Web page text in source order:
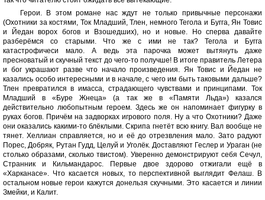
Герои. В этом романе нас ждут не только привычные персонажи
(Охотники за костями, Ток Младший, Тлен, немного Тегола и Бугга, Ян Товис
и Йедан ворох богов и Взошедших), но и новые. Но сперва давайте
разберёмся со старыми. Что же с ими не так? Тегола и Бугга
катастрофичеси мало. А ведь эта парочка может вытянуть даже
пресноватый и скучный текст до чего-то получше! В итоге правитель Летера
и бог украшают разве что начало произведения. Ян Товис и Йедан не
казались особо интересными и в начале, с чего им быть таковыми дальше?
Тлен превратился в имасса, страдающего чувствами и принципами. Ток
Младший в «Буре Жнеца» (а так же в «Памяти Льда») казался
действительно любопытным героем. Здесь же он напоминает фигурку в
руках богов. Причём на задворках игрового поля. Ну а что Охотники? Даже
они оказались какими-то блёклыми. Скрипа гнетёт всю книгу. Вал вообще не
тянет. Хеллиан справляется, но и её до отрезвления мало. Зато радуют
Порес, Добряк, Рутан Гудд, Целуй и Уголёк. Доставляют Геслер и Ураган (не
столько образами, сколько твистом). Уверенно демонстрируют себя Сечул,
Странник и Кильмандарос. Первые двое здорово отжигали ещё в
«Харканасе». Что касается новых, то перспективной выглядит Фелаш. В
остальном новые герои кажутся донельзя скучными. Это касается и линии
Змейки, и Калит.